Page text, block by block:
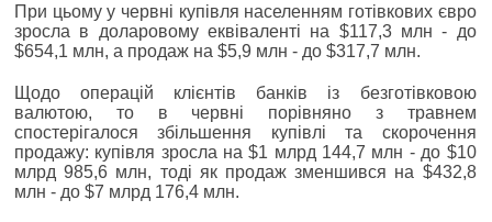
При цьому у червні купівля населенням готівкових євро
зросла в доларовому еквіваленті на $117,3 млн - до
$654,1 млн, а продаж на $5,9 млн - до $317,7 млн.
Щодо операцій клієнтів банків із безготівковою
валютою, то в червні порівняно з травнем
спостерігалося збільшення купівлі та скорочення
продажу: купівля зросла на $1 млрд 144,7 млн - до $10
млрд 985,6 млн, тоді як продаж зменшився на $432,8
млн - до $7 млрд 176,4 млн.